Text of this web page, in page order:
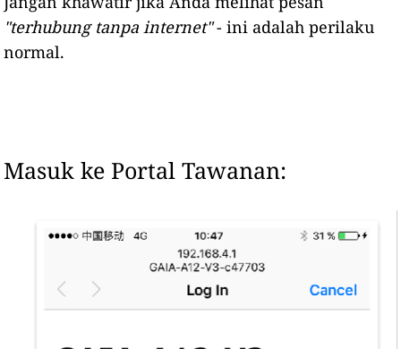
"terhubung tanpa internet"- ini adalah perilaku
normal.
Masuk ke Portal Tawanan: